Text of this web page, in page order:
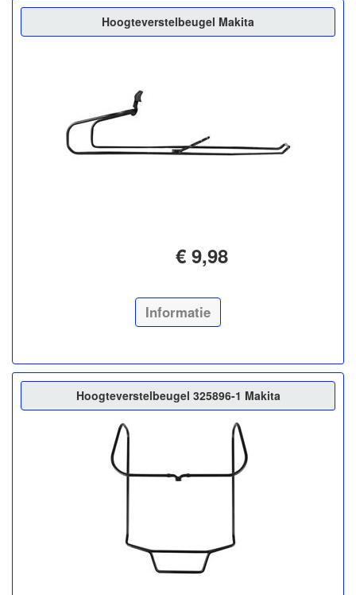
Hoogteverstelbeugel Makita
€ 9,98
Informatie
Hoogteverstelbeugel 325896-1 Makita